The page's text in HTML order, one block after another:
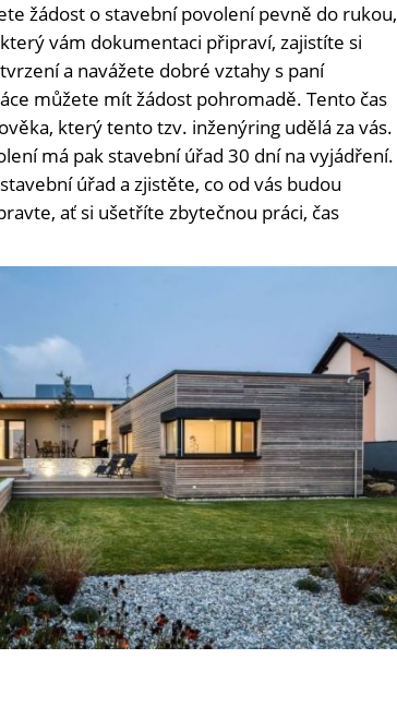
žádost o stavební povolení pevně do rukou,
vám dokumentaci připraví, zajistíte si
a navážete dobré vztahy s paní
můžete mít žádost pohromadě. Tento čas
který tento tzv. inženýring udělá za vás.
má pak stavební úřad 30 dní na vyjádření.
úřad a zjistěte, co od vás budou
ať si ušetříte zbytečnou práci, čas